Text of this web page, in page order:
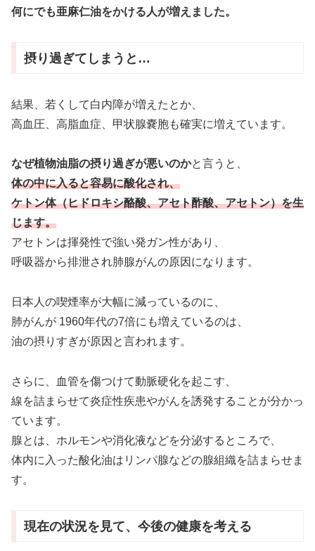
何にでも亜麻仁油をかける人が増えました。
摂り過ぎてしまうと…
結果、若くして白内障が増えたとか、
高血圧、高脂血症、甲状腺嚢胞も確実に増えています。
なぜ植物油脂の摂り過ぎが悪いのかと言うと、
体の中に入ると容易に酸化され、
ケトン体（ヒドロキシ酪酸、アセト酢酸、アセトン）を生
じます。
アセトンは揮発性で強い発ガン性があり、
呼吸器から排泄され肺腺がんの原因になります。
日本人の喫煙率が大幅に減っているのに、
肺がんが 1960年代の7倍にも増えているのは、
油の摂りすぎが原因と言われます。
さらに、血管を傷つけて動脈硬化を起こす、
線を詰まらせて炎症性疾患やがんを誘発することが分かっ
ています。
腺とは、ホルモンや消化液などを分泌するところで、
体内に入った酸化油はリンパ腺などの腺組織を詰まらせま
す。
現在の状況を見て、今後の健康を考える